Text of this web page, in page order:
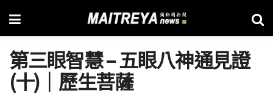
第三眼智慧 – 五眼八神通見證
(十)│歷生菩薩